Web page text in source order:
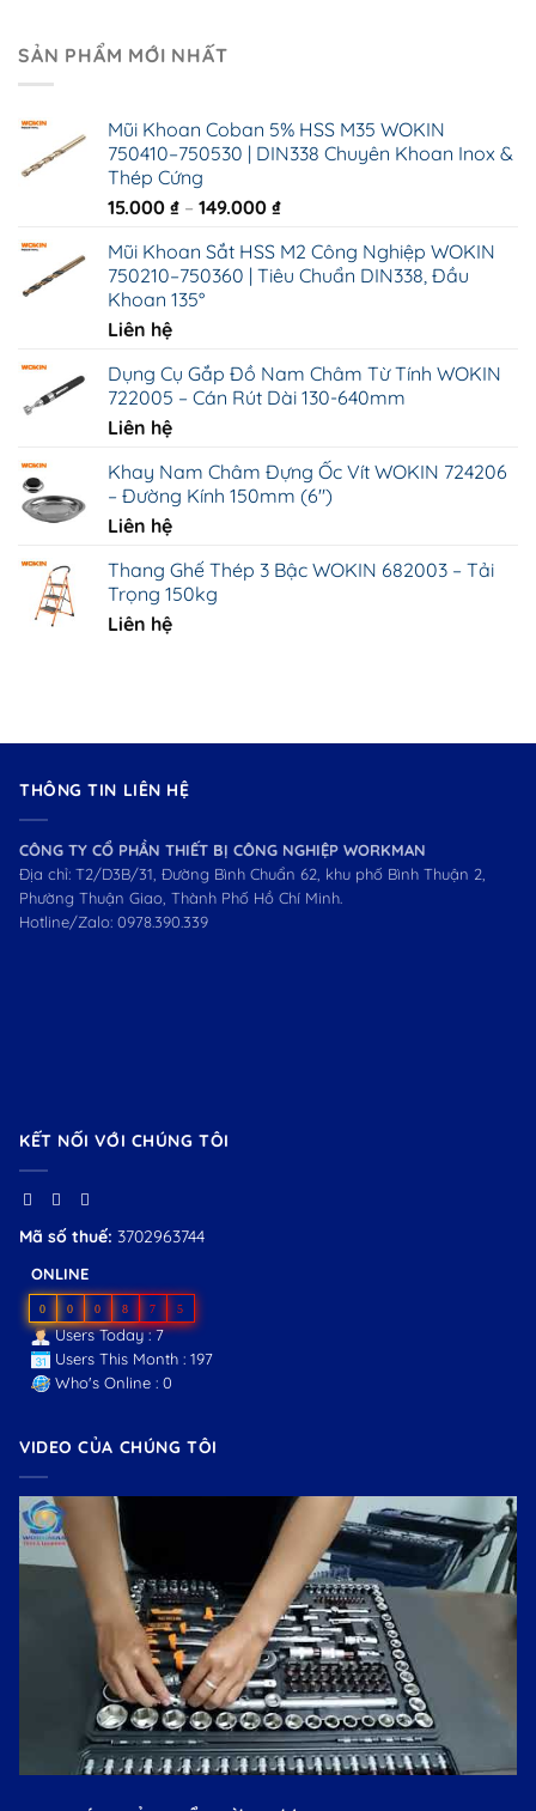
SẢN PHẨM MỚI NHẤT
Mũi Khoan Coban 5% HSS M35 WOKIN
750410–750530 | DIN338 Chuyên Khoan Inox &
Thép Cứng
15.000 ₫ – 149.000 ₫Khoảng
từ
15.000 ₫
Mũi Khoan Sắt HSS M2 Công Nghiệp WOKIN
750210–750360 | Tiêu Chuẩn DIN338, Đầu
Khoan 135°
Liên hệ
Dụng Cụ Gắp Đồ Nam Châm Từ Tính WOKIN
722005 – Cán Rút Dài 130-640mm
Liên hệ
Khay Nam Châm Đựng Ốc Vít WOKIN 724206
– Đường Kính 150mm (6")
Liên hệ
Thang Ghế Thép 3 Bậc WOKIN 682003 – Tải
Trọng 150kg
Liên hệ
THÔNG TIN LIÊN HỆ
CÔNG TY CỔ PHẦN THIẾT BỊ CÔNG NGHIỆP WORKMAN
Địa chỉ: T2/D3B/31, Đường Bình Chuẩn 62, khu phố Bình Thuận 2,
Phường Thuận Giao, Thành Phố Hồ Chí Minh.
Hotline/Zalo: 0978.390.339
KẾT NỐI VỚI CHÚNG TÔI
Mã số thuế: 3702963744
ONLINE
0 0 0 8 7 5
Users Today : 7
Users This Month : 197
Who's Online : 0
VIDEO CỦA CHÚNG TÔI